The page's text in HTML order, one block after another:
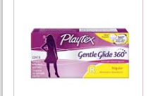
TAMPON
REGULAR